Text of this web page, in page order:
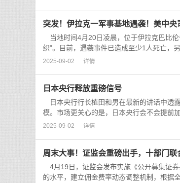
突发！伊拉克一军事基地遇袭！美中央
当地时间4月20日凌晨，位于伊拉克巴比
织”。目前，遇袭事件已造成至少1人死亡，
2025-09-02 详情
日本央行释放重磅信号
日本央行行长植田和男在最新的讲话中透
模。市场更关心的是，日本央行会不会提前加
2025-09-02 详情
周末大事！证监会重磅出手，十部门联
4月19日，证监会发布实施《公开募集证
的水平，建立佣金费率动态调整机制，根据